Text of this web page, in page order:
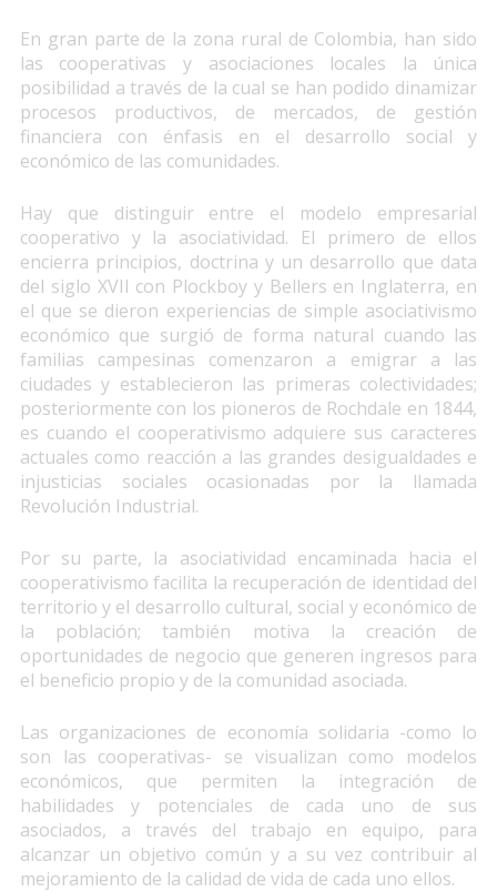
En gran parte de la zona rural de Colombia, han sido
las cooperativas y asociaciones locales la única
posibilidad a través de la cual se han podido dinamizar
procesos productivos, de mercados, de gestión
financiera con énfasis en el desarrollo social y
económico de las comunidades.
Hay que distinguir entre el modelo empresarial
cooperativo y la asociatividad. El primero de ellos
encierra principios, doctrina y un desarrollo que data
del siglo XVII con Plockboy y Bellers en Inglaterra, en
el que se dieron experiencias de simple asociativismo
económico que surgió de forma natural cuando las
familias campesinas comenzaron a emigrar a las
ciudades y establecieron las primeras colectividades;
posteriormente con los pioneros de Rochdale en 1844,
es cuando el cooperativismo adquiere sus caracteres
actuales como reacción a las grandes desigualdades e
injusticias sociales ocasionadas por la llamada
Revolución Industrial.
Por su parte, la asociatividad encaminada hacia el
cooperativismo facilita la recuperación de identidad del
territorio y el desarrollo cultural, social y económico de
la población; también motiva la creación de
oportunidades de negocio que generen ingresos para
el beneficio propio y de la comunidad asociada.
Las organizaciones de economía solidaria -como lo
son las cooperativas- se visualizan como modelos
económicos, que permiten la integración de
habilidades y potenciales de cada uno de sus
asociados, a través del trabajo en equipo, para
alcanzar un objetivo común y a su vez contribuir al
mejoramiento de la calidad de vida de cada uno ellos.